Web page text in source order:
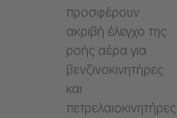
προσφέρουν
ακριβή έλεγχο της
ροής αέρα για
βενζινοκινητήρες
και
πετρελαιοκινητήρες